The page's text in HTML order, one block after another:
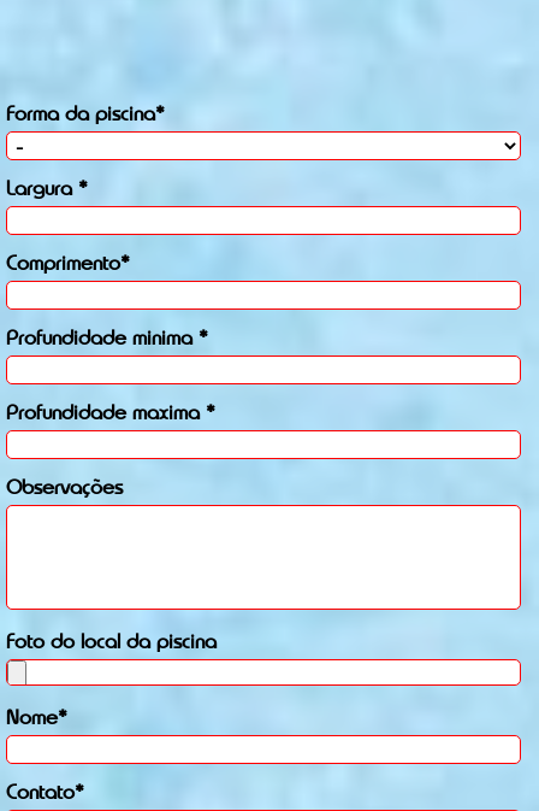
Forma da piscina*
Largura *
Comprimento*
Profundidade minima *
Profundidade maxima *
Observações
Foto do local da piscina
Nome*
Contato*